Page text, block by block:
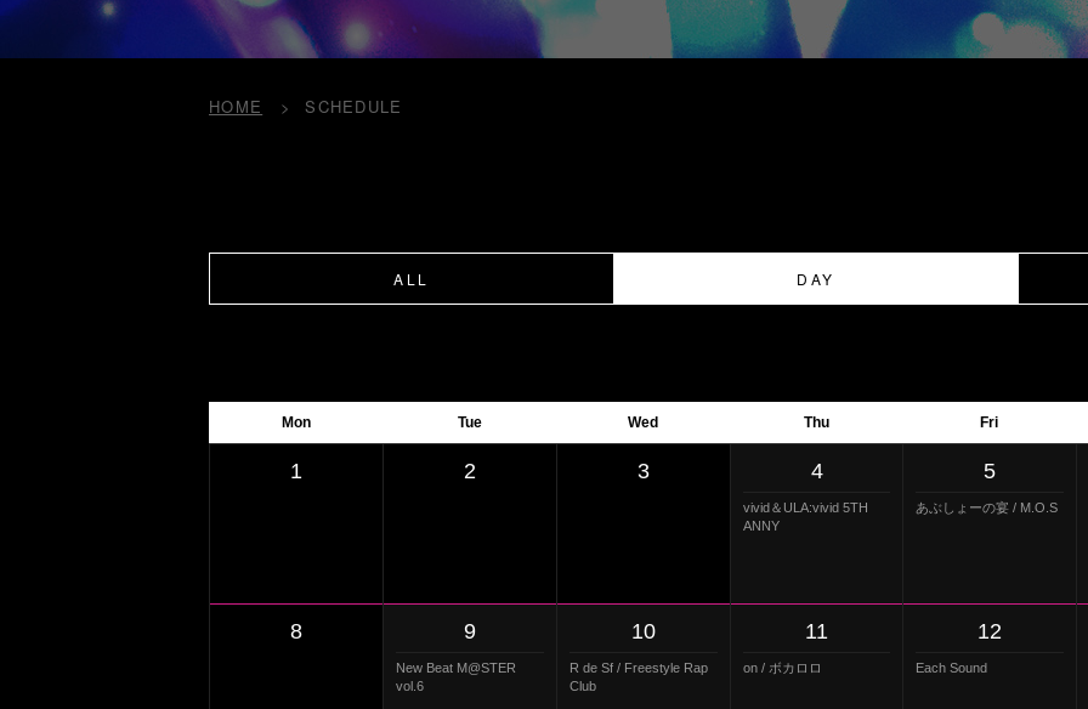
HOME SCHEDULE
ALL DAY
Mon Tue Wed Thu Fri
1 2 3 4
vivid＆ULA:vivid 5TH
ANNY
5
あぶしょーの宴 / M.O.S
8 9
New Beat M@STER
vol.6
10
R de Sf / Freestyle Rap
Club
11
on / ボカロロ
12
Each Sound